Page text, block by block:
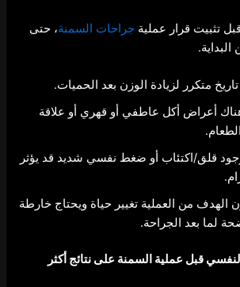
تثبيت قرار عملية جراحات السمنة، حتى
متكرر لزيادة الوزن بعد الحميات.
أعراض أكل عاطفي أو قهري أو علاقة
قلق/اكتئاب أو ضغط نفسي شديد قد يؤثر
الهدف من العملية تغيير حياة ويحتاج خارطة
لما بعد الجراحة.
قبل عملية السمنة على نتائج أكثر